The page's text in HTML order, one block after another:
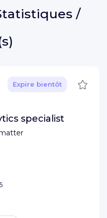
/
Expire bientôt
specialist